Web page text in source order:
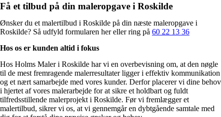
Få et tilbud på din maleropgave i Roskilde
Ønsker du et malertilbud i Roskilde på din næste maleropgave i
Roskilde? Så udfyld formularen her eller ring på 60 22 13 36
Hos os er kunden altid i fokus
Hos Holms Maler i Roskilde har vi en overbevisning om, at den nøgle
til de mest fremragende malerresultater ligger i effektiv kommunikation
og et nært samarbejde med vores kunder. Derfor placerer vi dine behov
i hjertet af vores malerarbejde for at sikre et holdbart og fuldt
tilfredsstillende malerprojekt i Roskilde. Før vi fremlægger et
malertilbud, sikrer vi os, at vi gennemgår en dybtgående samtale med